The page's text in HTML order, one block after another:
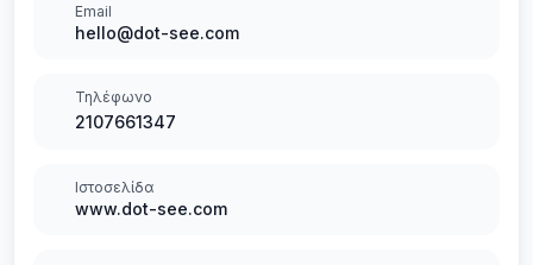
Email
hello@dot-see.com
Τηλέφωνο
2107661347
Ιστοσελίδα
www.dot-see.com